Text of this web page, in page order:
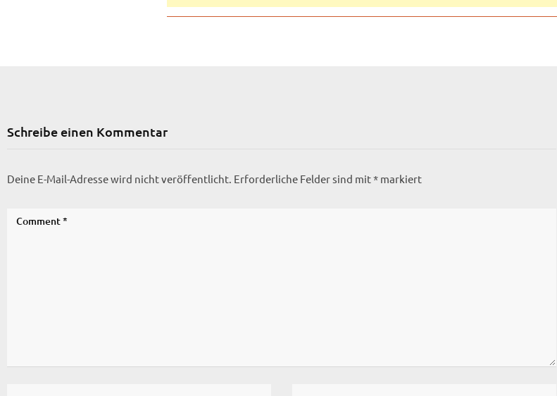
Schreibe einen Kommentar
Deine E-Mail-Adresse wird nicht veröffentlicht. Erforderliche Felder sind mit* markiert